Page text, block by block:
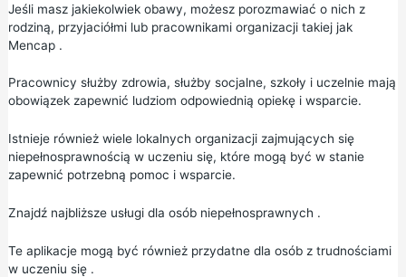
Jeśli masz jakiekolwiek obawy, możesz porozmawiać o nich z
rodziną, przyjaciółmi lub pracownikami organizacji takiej jak
Mencap.
Pracownicy służby zdrowia, służby socjalne, szkoły i uczelnie mają
obowiązek zapewnić ludziom odpowiednią opiekę i wsparcie.
Istnieje również wiele lokalnych organizacji zajmujących się
niepełnosprawnością w uczeniu się, które mogą być w stanie
zapewnić potrzebną pomoc i wsparcie.
Znajdź najbliższe usługi dla osób niepełnosprawnych .
Te aplikacjemogą być również przydatne dla osób z trudnościami
w uczeniu się.